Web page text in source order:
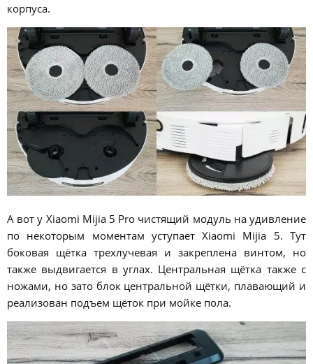
корпуса.
А вот у Xiaomi Mijia 5 Pro чистящий модуль на удивление
по некоторым моментам уступает Xiaomi Mijia 5. Тут
боковая щётка трехлучевая и закреплена винтом, но
также выдвигается в углах. Центральная щётка также с
ножами, но зато блок центральной щётки, плавающий и
реализован подъем щёток при мойке пола.